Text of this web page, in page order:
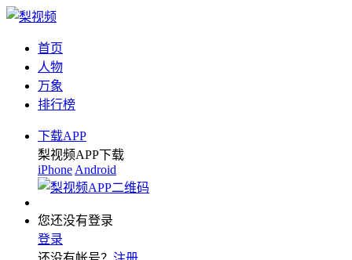
首页
人物
万象
排行榜
下载APP
梨视频APP下载
iPhone Android
您还没有登录
登录